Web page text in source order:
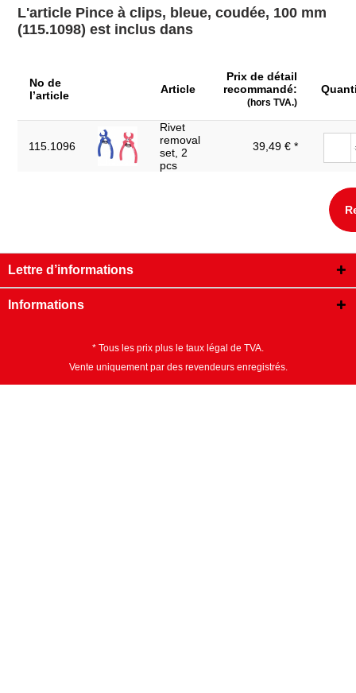
Type de poignée: Poignée synthétique
L'article Pince à clips, bleue, coudée, 100 mm
(115.1098) est inclus dans
No de
l’article
Article
Prix de détail
recommandé:
(hors TVA.)
115.1096
Rivet
removal
set, 2
pcs
39,49 € *
Lettre d’informations
Informations
* Tous les prix plus le taux légal de TVA.
Vente uniquement par des revendeurs enregistrés.